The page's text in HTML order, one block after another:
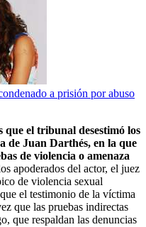
a prisión por abuso
que el tribunal desestimó los
de Juan Darthés, en la que
de violencia o amenaza
apoderados del actor, el juez
de violencia sexual
el testimonio de la víctima
que las pruebas indirectas
que respaldan las denuncias